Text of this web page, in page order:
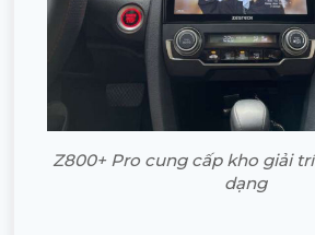
Z800+ Pro cung cấp kho giải
dạng